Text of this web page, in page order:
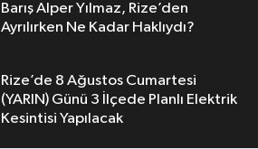
Barış Alper Yılmaz, Rize’den
Ayrılırken Ne Kadar Haklıydı?
Rize’de 8 Ağustos Cumartesi
(YARIN) Günü 3 İlçede Planlı Elektrik
Kesintisi Yapılacak